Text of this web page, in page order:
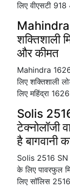
लिए वीएसटी
शक्तिशाली
और कीमत
Mahindra
लिए शक्तिशाली
लिए महिंद्रा
Solis
टेक्नोलॉजी
है बागवानी
Solis 2516 SN
के लिए पावरफुल
लिए सॉलिस